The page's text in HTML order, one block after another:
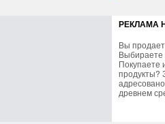
РЕКЛАМА
Вы
Выбираете
Покупаете
продукты?
древнем